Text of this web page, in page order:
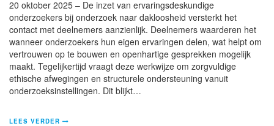
20 oktober 2025 – De inzet van ervaringsdeskundige
onderzoekers bij onderzoek naar dakloosheid versterkt het
contact met deelnemers aanzienlijk. Deelnemers waarderen het
wanneer onderzoekers hun eigen ervaringen delen, wat helpt om
vertrouwen op te bouwen en openhartige gesprekken mogelijk
maakt. Tegelijkertijd vraagt deze werkwijze om zorgvuldige
ethische afwegingen en structurele ondersteuning vanuit
onderzoeksinstellingen. Dit blijkt…
LEES VERDER